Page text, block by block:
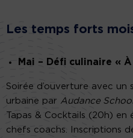
Les temps forts
Mai – Défi culinaire «
Soirée d’ouverture avec un
urbaine par Audance
Tapas & Cocktails (20h) en
chefs coachs. Inscriptions